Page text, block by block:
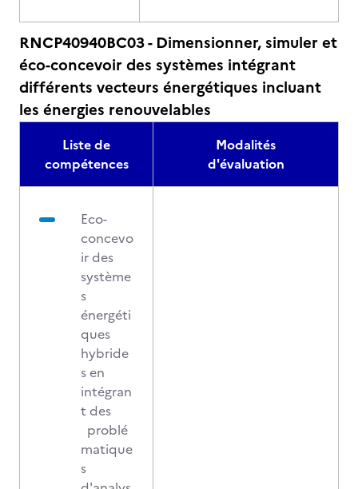
RNCP40940BC03 - Dimensionner, simuler et
éco-concevoir des systèmes intégrant
différents vecteurs énergétiques incluant
les énergies renouvelables
Liste de
compétences
Modalités
d'évaluation
Eco-
concevo
ir des
système
s
énergéti
ques
hybride
s en
intégran
t des
problé
matique
s